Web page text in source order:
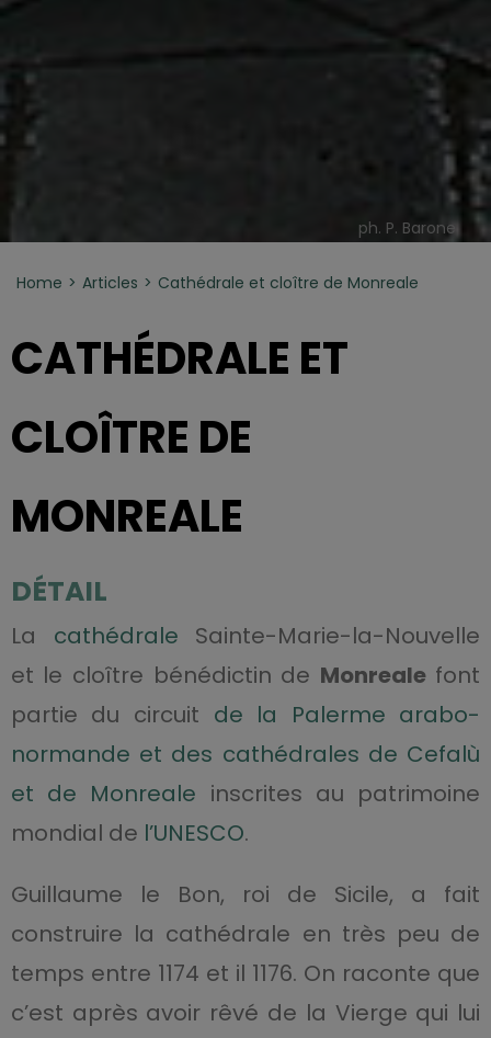
ph. P. Barone
Home Articles Cathédrale et cloître de Monreale
CATHÉDRALE ET
CLOÎTRE DE
MONREALE
DÉTAIL
La cathédrale Sainte-Marie-la-Nouvelle
et le cloître bénédictin de Monrealefont
partie du circuit de la Palerme arabo-
normande et des cathédrales de Cefalù
et de Monreale inscrites au patrimoine
mondial de l’UNESCO.
Guillaume le Bon, roi de Sicile, a fait
construire la cathédrale en très peu de
temps entre 1174 et il 1176. On raconte que
c’est après avoir rêvé de la Vierge qui lui